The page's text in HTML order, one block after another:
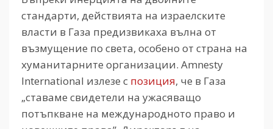
стандарти, действията на израелските
власти в Газа предизвикаха вълна от
възмущение по света, особено от страна на
хуманитарните организации. Amnesty
International излезе с позиция, че в Газа
„ставаме свидетели на ужасяващо
потъпкване на международното право и